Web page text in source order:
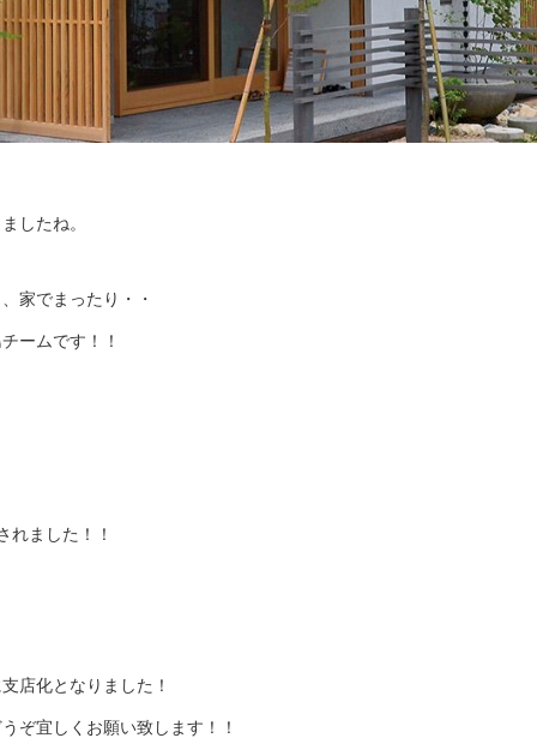
したね。
家でまったり・・
ームです！！
れました！！
店化となりました！
ぞ宜しくお願い致します！！